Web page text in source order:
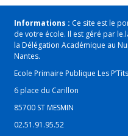
Informations : Ce site est le
de votre école. Il est géré par
la Délégation Académique au
Nantes.
Ecole Primaire Publique Les
6 place du Carillon
85700 ST MESMIN
02.51.91.95.52